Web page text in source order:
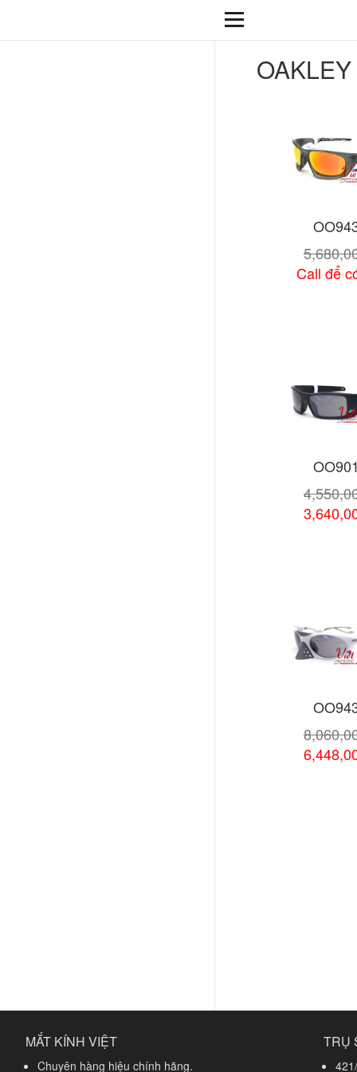
OAKLEY
Call để
MẮT KÍNH VIỆT
Chuyên hàng hiệu chính hãng.
TRỤ